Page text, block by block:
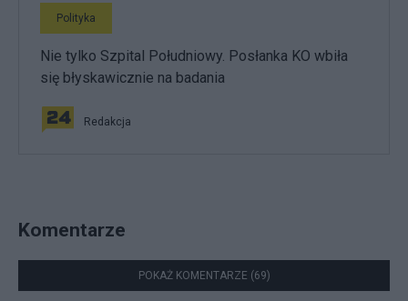
Polityka
Nie tylko Szpital Południowy. Posłanka KO wbiła
się błyskawicznie na badania
Redakcja
Komentarze
POKAŻ KOMENTARZE (69)